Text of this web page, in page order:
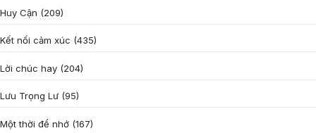
Huy Cận (209)
Kết nối cảm xúc (435)
Lời chúc hay (204)
Lưu Trọng Lư (95)
Một thời để nhớ (167)